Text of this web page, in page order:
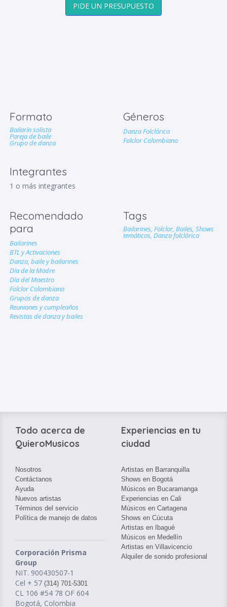
PIDE UN PRESUPUESTO
Formato
Bailarín solista
Pareja de baile
Grupo de danza
Integrantes
1 o más integrantes
Géneros
Danza Folclórica
Folclor Colombiano
Recomendado
para
Bailarines
BTL y Activaciones
Danza, baile y bailarines
Día de la Madre
Día del Maestro
Folclor Colombiano
Grupos de danza
Reuniones y cumpleaños
Revistas de danza y bailes
Tags
Bailarines, Folclor, Bailes, Shows
temáticos, Danza folclórica
Todo acerca de
QuieroMusicos
Nosotros
Contáctanos
Ayuda
Nuevos artistas
Términos del servicio
Política de manejo de datos
Corporación Prisma
Group
NIT. 900430507-1
Cel + 57 (314) 701-5301
CL 106 #54 78 OF 604
Bogotá, Colombia
Experiencias en tu
ciudad
Artistas en Barranquilla
Shows en Bogotá
Músicos en Bucaramanga
Experiencias en Cali
Músicos en Cartagena
Shows en Cúcuta
Artistas en Ibagué
Músicos en Medellín
Artistas en Villavicencio
Alquiler de sonido profesional